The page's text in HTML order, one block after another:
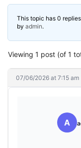
This topic has 0
by admin.
Viewing 1 post (of 1
07/06/2026 at 7:15 am
A